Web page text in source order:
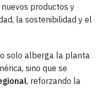
productos y
la sostenibilidad y el
solo alberga la planta
sino que se
, reforzando la